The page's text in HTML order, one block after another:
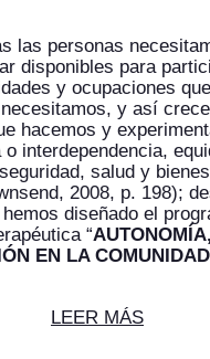
las personas
disponibles para
y ocupaciones que
y así
hacemos y
o interdependencia,
salud y
2008, p. 198);
diseñado el
“
EN LA COMUNIDAD
LEER MÁS